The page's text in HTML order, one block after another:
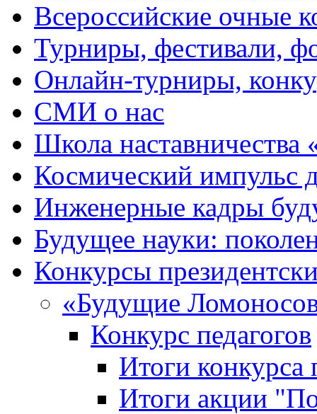
Всероссийские очные
Турниры, фестивали,
Онлайн-турниры,
СМИ о нас
Школа
Космический импульс
Инженерные кадры
Будущее науки:
Конкурсы
«Будущие
Конкурс педагогов
Итоги конкурса
Итоги акции